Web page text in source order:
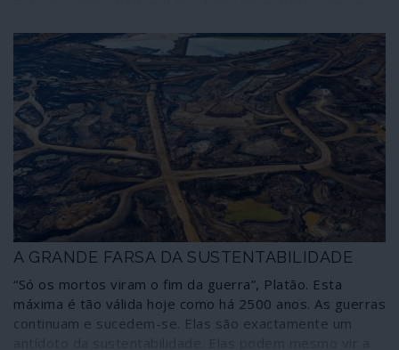
num transe alucinado.
A GRANDE FARSA DA SUSTENTABILIDADE
“Só os mortos viram o fim da guerra”, Platão. Esta
máxima é tão válida hoje como há 2500 anos. As guerras
continuam e sucedem-se. Elas são exactamente um